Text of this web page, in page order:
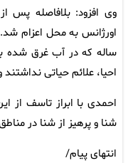
وی افزود: بلافاصله پس
ساله که در آب غرق شده
احیا، علائم حیاتی
احمدی با ابراز تاسف از
شنا و پرهیز از شنا در
انتهای پیام/